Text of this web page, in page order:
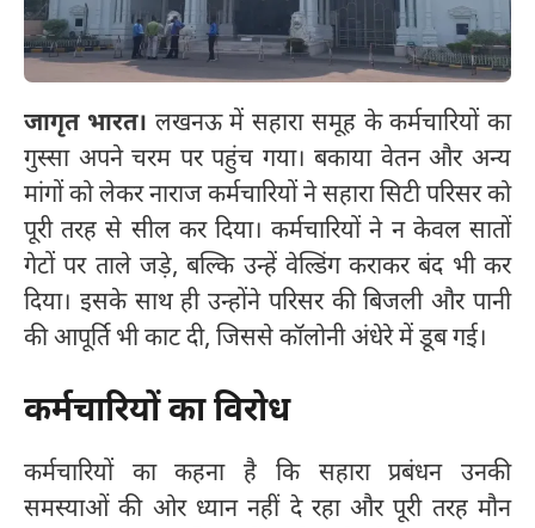
जागृत भारत। लखनऊ में सहारा समूह के कर्मचारियों का
गुस्सा अपने चरम पर पहुंच गया। बकाया वेतन और अन्य
मांगों को लेकर नाराज कर्मचारियों ने सहारा सिटी परिसर को
पूरी तरह से सील कर दिया। कर्मचारियों ने न केवल सातों
गेटों पर ताले जड़े, बल्कि उन्हें वेल्डिंग कराकर बंद भी कर
दिया। इसके साथ ही उन्होंने परिसर की बिजली और पानी
की आपूर्ति भी काट दी, जिससे कॉलोनी अंधेरे में डूब गई।
कर्मचारियों का विरोध
कर्मचारियों का कहना है कि सहारा प्रबंधन उनकी
समस्याओं की ओर ध्यान नहीं दे रहा और पूरी तरह मौन